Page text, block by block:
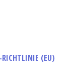
RICHTLINIE (EU)